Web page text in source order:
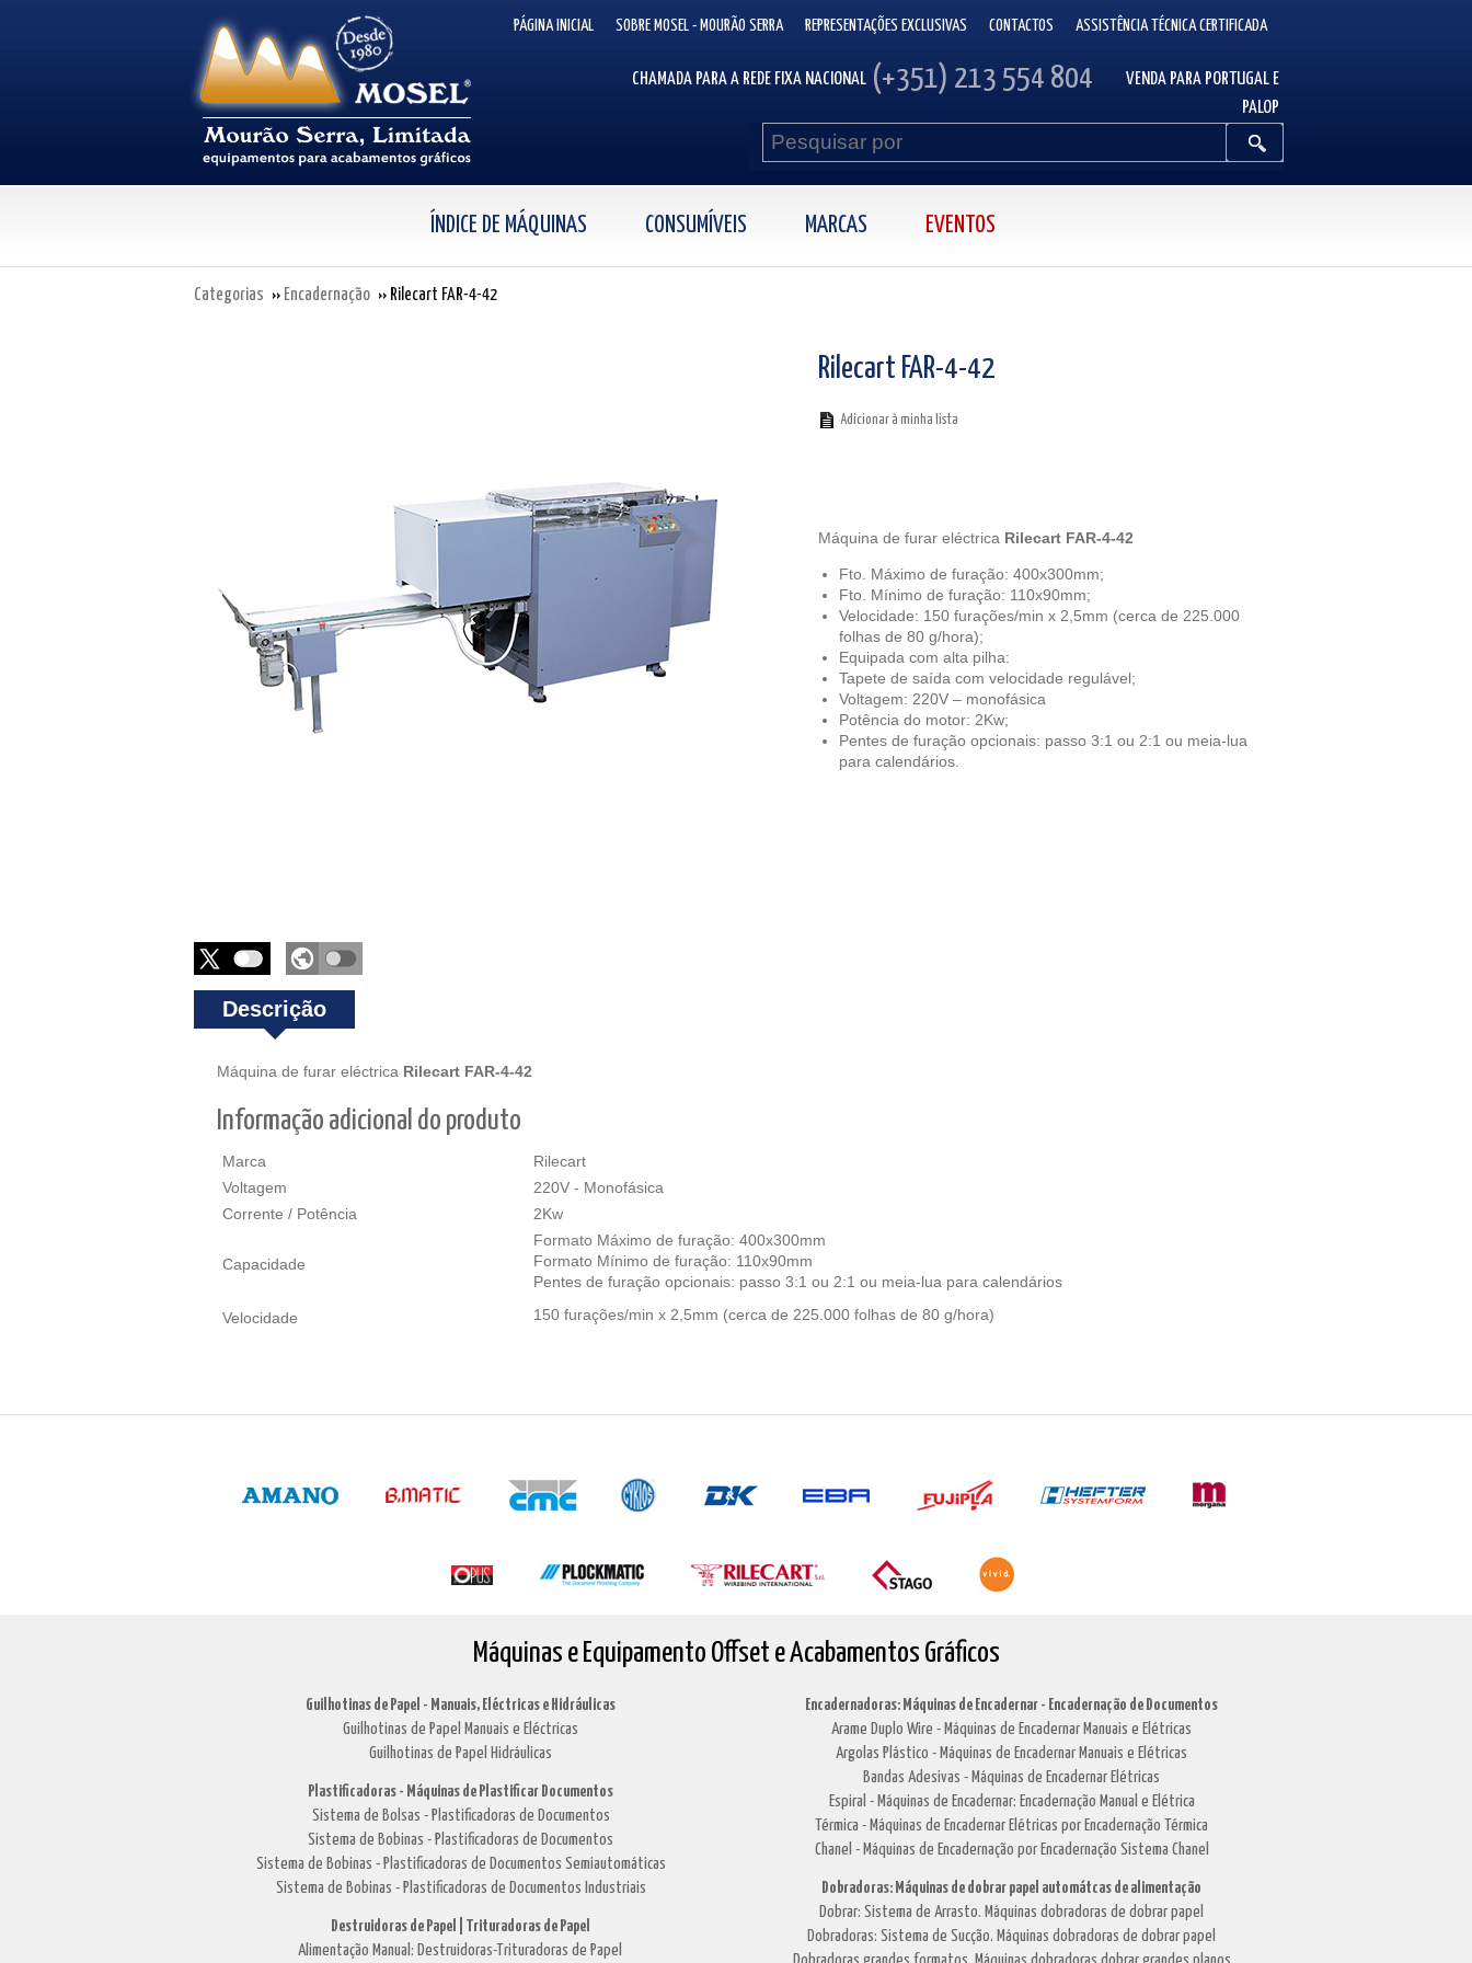
PÁGINA INICIAL SOBRE MOSEL - MOURÃO SERRA REPRESENTAÇÕES EXCLUSIVAS CONTACTOS ASSISTÊNCIA TÉCNICA CERTIFICADA
CHAMADA PARA A REDE FIXA NACIONAL (+351) 213 554 804
VENDA PARA PORTUGAL E
PALOP
ÍNDICE DE MÁQUINAS CONSUMÍVEIS MARCAS EVENTOS
Categorias Encadernação Rilecart FAR-4-42
Rilecart FAR-4-42
Máquina de furar eléctrica Rilecart FAR-4-42
Fto. Máximo de furação: 400x300mm;
Fto. Mínimo de furação: 110x90mm;
Velocidade: 150 furações/min x 2,5mm (cerca de 225.000
folhas de 80 g/hora);
Equipada com alta pilha:
Tapete de saída com velocidade regulável;
Voltagem: 220V – monofásica
Potência do motor: 2Kw;
Pentes de furação opcionais: passo 3:1 ou 2:1 ou meia-lua
para calendários.
Descrição
Máquina de furar eléctrica Rilecart FAR-4-42
Informação adicional do produto
Marca
Rilecart
Voltagem
220V - Monofásica
Corrente / Potência
2Kw
Capacidade
Formato Máximo de furação: 400x300mm
Formato Mínimo de furação: 110x90mm
Pentes de furação opcionais: passo 3:1 ou 2:1 ou meia-lua para calendários
Velocidade 150 furações/min x 2,5mm (cerca de 225.000 folhas de 80 g/hora)
Máquinas e Equipamento Offset e Acabamentos Gráficos
Guilhotinas de Papel - Manuais, Eléctricas e Hidráulicas
Guilhotinas de Papel Manuais e Eléctricas
Guilhotinas de Papel Hidráulicas
Plastificadoras - Máquinas de Plastificar Documentos
Sistema de Bolsas - Plastificadoras de Documentos
Sistema de Bobinas - Plastificadoras de Documentos
Sistema de Bobinas - Plastificadoras de Documentos Semiautomáticas
Sistema de Bobinas - Plastificadoras de Documentos Industriais
Destruidoras de Papel | Trituradoras de Papel
Alimentação Manual: Destruidoras-Trituradoras de Papel
Encadernadoras: Máquinas de Encadernar - Encadernação de Documentos
Arame Duplo Wire - Máquinas de Encadernar Manuais e Elétricas
Argolas Plástico - Máquinas de Encadernar Manuais e Elétricas
Bandas Adesivas - Máquinas de Encadernar Elétricas
Espiral - Máquinas de Encadernar: Encadernação Manual e Elétrica
Térmica - Máquinas de Encadernar Elétricas por Encadernação Térmica
Chanel - Máquinas de Encadernação por Encadernação Sistema Chanel
Dobradoras: Máquinas de dobrar papel automátcas de alimentação
Dobrar: Sistema de Arrasto. Máquinas dobradoras de dobrar papel
Dobradoras: Sistema de Sucção. Máquinas dobradoras de dobrar papel